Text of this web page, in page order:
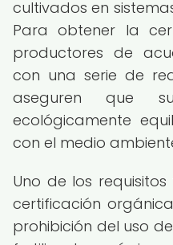
cultivados en
Para obtener la
productores de
con una serie de
aseguren que
ecológicamente
con el medio
Uno de los
certificación
prohibición del uso